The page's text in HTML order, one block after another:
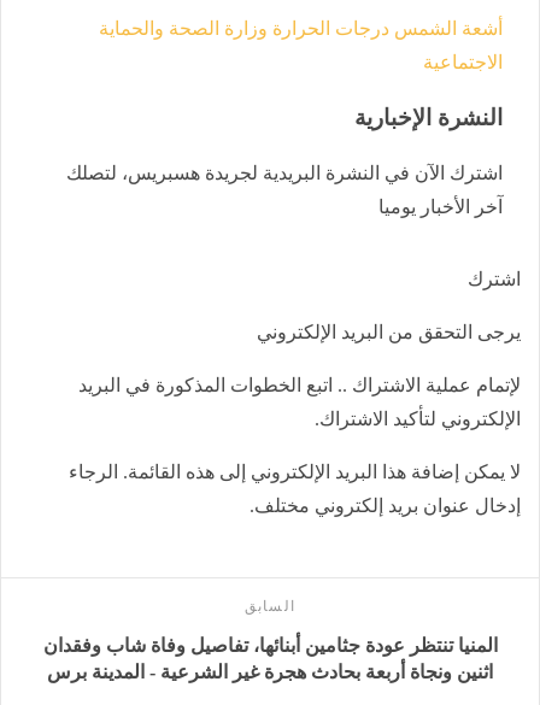
أشعة الشمس درجات الحرارة وزارة الصحة والحماية
الاجتماعية
النشرة الإخبارية
اشترك الآن في النشرة البريدية لجريدة هسبريس، لتصلك
آخر الأخبار يوميا
اشترك
يرجى التحقق من البريد الإلكتروني
لإتمام عملية الاشتراك .. اتبع الخطوات المذكورة في البريد
الإلكتروني لتأكيد الاشتراك.
لا يمكن إضافة هذا البريد الإلكتروني إلى هذه القائمة. الرجاء
إدخال عنوان بريد إلكتروني مختلف.
السابق
المنيا تنتظر عودة جثامين أبنائها، تفاصيل وفاة شاب وفقدان
اثنين ونجاة أربعة بحادث هجرة غير الشرعية - المدينة برس